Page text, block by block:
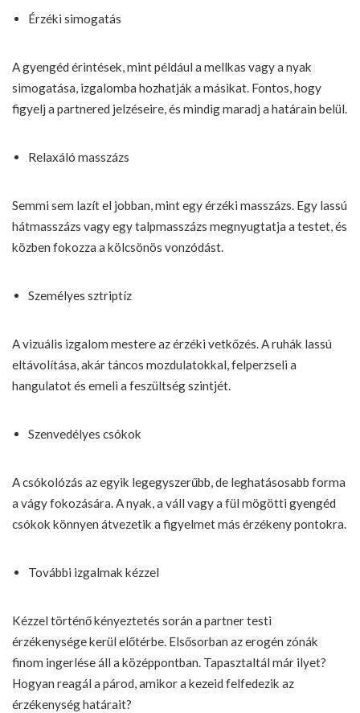
Érzéki simogatás
A gyengéd érintések, mint például a mellkas vagy a nyak
simogatása, izgalomba hozhatják a másikat. Fontos, hogy
figyelj a partnered jelzéseire, és mindig maradj a határain belül.
Relaxáló masszázs
Semmi sem lazít el jobban, mint egy érzéki masszázs. Egy lassú
hátmasszázs vagy egy talpmasszázs megnyugtatja a testet, és
közben fokozza a kölcsönös vonzódást.
Személyes sztriptíz
A vizuális izgalom mestere az érzéki vetkőzés. A ruhák lassú
eltávolítása, akár táncos mozdulatokkal, felperzseli a
hangulatot és emeli a feszültség szintjét.
Szenvedélyes csókok
A csókolózás az egyik legegyszerűbb, de leghatásosabb forma
a vágy fokozására. A nyak, a váll vagy a fül mögötti gyengéd
csókok könnyen átvezetik a figyelmet más érzékeny pontokra.
További izgalmak kézzel
Kézzel történő kényeztetés során a partner testi
érzékenysége kerül előtérbe. Elsősorban az erogén zónák
finom ingerlése áll a középpontban. Tapasztaltál már ilyet?
Hogyan reagál a párod, amikor a kezeid felfedezik az
érzékenység határait?